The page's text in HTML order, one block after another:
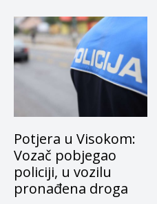
Potjera u Visokom:
Vozač pobjegao
policiji, u vozilu
pronađena droga